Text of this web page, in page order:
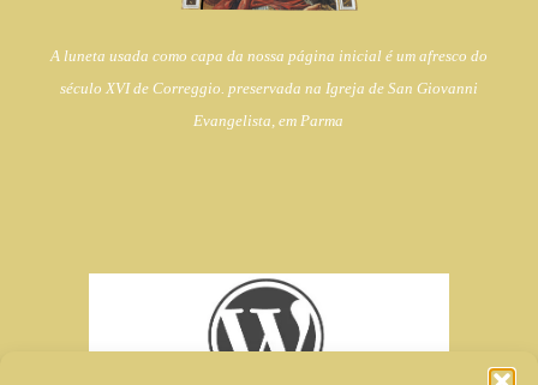
A luneta usada como capa da nossa página inicial é um afresco do
século XVI de Correggio. preservada na Igreja de San Giovanni
Evangelista, em Parma